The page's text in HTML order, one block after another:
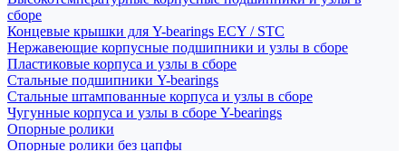
сборе
Концевые крышки для Y-bearings ECY / STC
Нержавеющие корпусные подшипники и узлы в сборе
Пластиковые корпуса и узлы в сборе
Стальные подшипники Y-bearings
Стальные штампованные корпуса и узлы в сборе
Чугунные корпуса и узлы в сборе Y-bearings
Опорные ролики
Опорные ролики без цапфы